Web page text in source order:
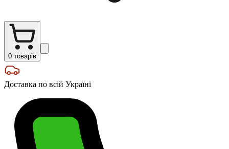
0 товарів
Доставка по всій Україні